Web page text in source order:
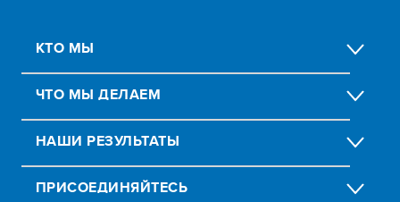
КТО МЫ
ЧТО МЫ ДЕЛАЕМ
НАШИ РЕЗУЛЬТАТЫ
ПРИСОЕДИНЯЙТЕСЬ